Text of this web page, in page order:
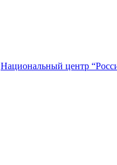
Национальный центр